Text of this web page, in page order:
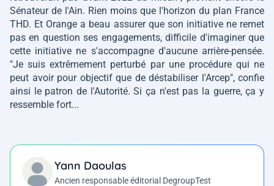
Sénateur de l'Ain. Rien moins que l'horizon du plan France
THD. Et Orange a beau assurer que son initiative ne remet
pas en question ses engagements, difficile d'imaginer que
cette initiative ne s'accompagne d'aucune arrière-pensée.
"Je suis extrêmement perturbé par une procédure qui ne
peut avoir pour objectif que de déstabiliser l'Arcep", confie
ainsi le patron de l'Autorité. Si ça n'est pas la guerre, ça y
ressemble fort...
Yann Daoulas
Ancien responsable éditorial DegroupTest